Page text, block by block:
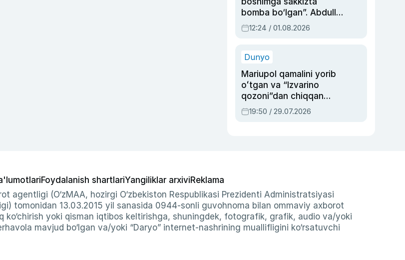
bomba bo‘lgan”. Abdulla
Oripovni siyosiy
ayblovlardan asrab
12:24 / 01.08.2026
Dunyo
Mariupol qamalini yorib
oʻtgan va “Izvarino
qozoni”dan chiqqan
qahramon — Ukraina
armiyasi bosh
19:50 / 29.07.2026
Foydalanish shartlariYangiliklar arxiviReklama
agentligi (O‘zMAA, hozirgi O‘zbekiston Respublikasi Prezidenti Administratsiyasi
tomonidan 13.03.2015 yil sanasida 0944-sonli guvohnoma bilan ommaviy axborot
ko‘chirish yoki qisman iqtibos keltirishga, shuningdek, fotografik, grafik, audio va/yoki
mavjud bo‘lgan va/yoki “Daryo” internet-nashrining muallifligini ko‘rsatuvchi